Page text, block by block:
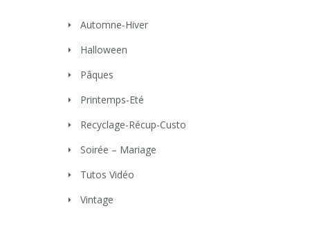
Automne-Hiver
Halloween
Pâques
Printemps-Eté
Recyclage-Récup-Custo
Soirée – Mariage
Tutos Vidéo
Vintage